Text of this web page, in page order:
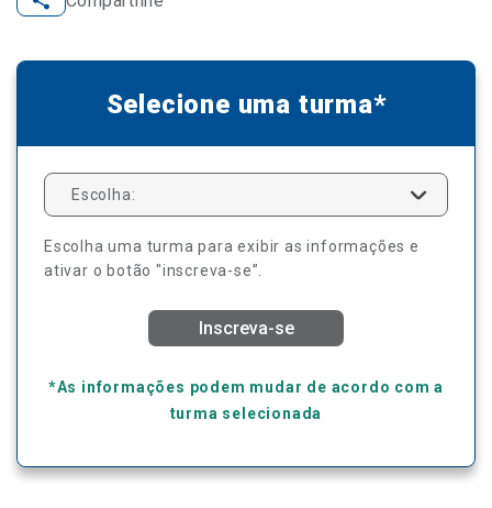
Selecione uma turma*
Escolha:
Escolha uma turma para exibir as informações e
ativar o botão "inscreva-se”.
Inscreva-se
*As informações podem mudar de acordo com a
turma selecionada